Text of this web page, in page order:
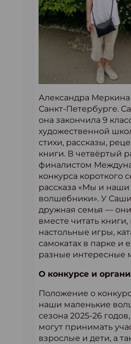
Александра
Санкт-Петербурге.
она закончила 9
художественной
стихи, рассказы,
книги. В четвёртый
финалистом
конкурса короткого
рассказа «Мы и
волшебники». У
дружная семья —
вместе читать книги,
настольные игры,
самокатах в парке и
разные интересные
О конкурсе и
Положение о
наши маленькие
сезона 2025-26
могут принимать
взрослые и дети, а